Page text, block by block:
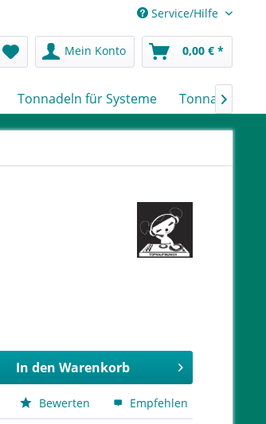
Service/Hilfe
Mein Konto 0,00 € *
Tonnadeln für Systeme Tonnadeln

In den Warenkorb
Bewerten Empfehlen